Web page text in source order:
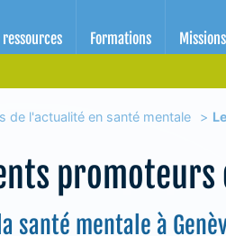
la santé des Alpes-Maritimes
Formations
de l'actualité en santé mentale
santé mentale à